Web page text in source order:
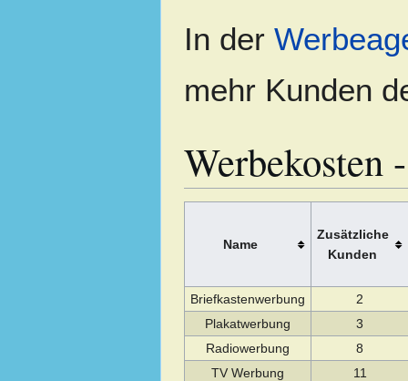
In der
mehr Kunden
Werbekosten
Name
Zusätzliche
Kunden
Briefkastenwerbung
2
Plakatwerbung
3
Radiowerbung
8
TV Werbung
11